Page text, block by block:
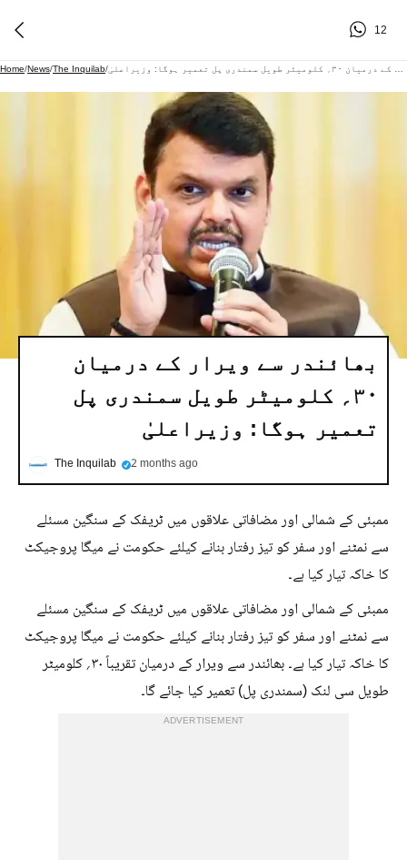
12
Home/News/The Inquilab/
بھائندر سے ویرار کے درمیان
۳۰؍ کلومیٹر طویل سمندری پل
تعمیر ہوگا: وزیراعلیٰ
The Inquilab 2 months ago
ممبئی کے شمالی اور مضافاتی علاقوں میں ٹریفک کے سنگین مسئلے
سے نمٹنے اور سفر کو تیز رفتار بنانے کیلئے حکومت نے میگا پروجیکٹ
کا خاکہ تیار کیا ہے۔
ممبئی کے شمالی اور مضافاتی علاقوں میں ٹریفک کے سنگین مسئلے
سے نمٹنے اور سفر کو تیز رفتار بنانے کیلئے حکومت نے میگا پروجیکٹ
کا خاکہ تیار کیا ہے۔ بھائندر سے ویرار کے درمیان تقریباً ۳۰؍ کلومیٹر
طویل سی لنک (سمندری پل) تعمیر کیا جائے گا۔
ADVERTISEMENT